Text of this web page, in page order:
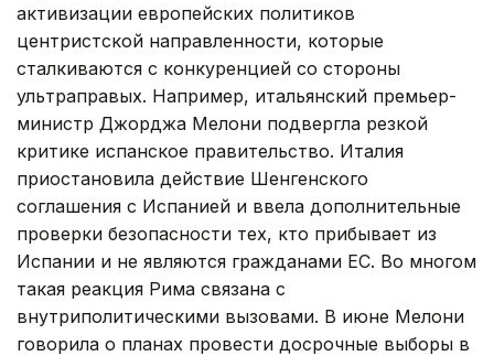
активизации европейских политиков
центристской направленности, которые
сталкиваются с конкуренцией со стороны
ультраправых. Например, итальянский премьер-
министр Джорджа Мелони подвергла резкой
критике испанское правительство. Италия
приостановила действие Шенгенского
соглашения с Испанией и ввела дополнительные
проверки безопасности тех, кто прибывает из
Испании и не являются гражданами ЕС. Во многом
такая реакция Рима связана с
внутриполитическими вызовами. В июне Мелони
говорила о планах провести досрочные выборы в